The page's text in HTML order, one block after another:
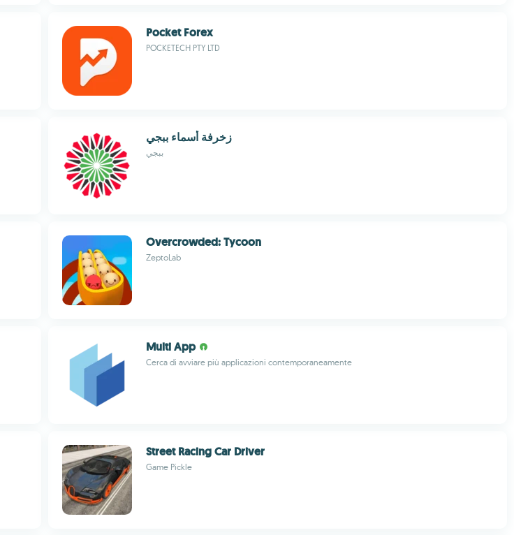
Pocket Forex
POCKETECH PTY LTD
زخرفة أسماء ببجي
ببجي
Overcrowded: Tycoon
ZeptoLab
Multi App
Cerca di avviare più applicazioni contemporaneamente
Street Racing Car Driver
Game Pickle